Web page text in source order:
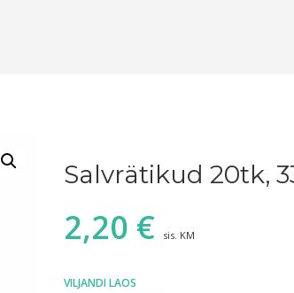
Salvrätikud 20tk,
2,20 € sis. KM
VILJANDI LAOS